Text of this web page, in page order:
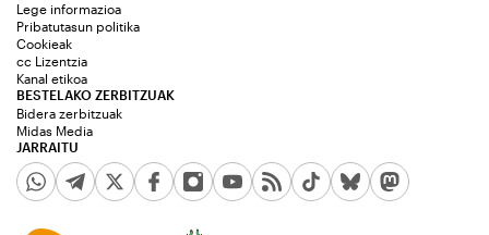
JARRAITU
Lege informazioa
Pribatutasun politika
Cookieak
cc Lizentzia
Kanal etikoa
BESTELAKO ZERBITZUAK
Bidera zerbitzuak
Midas Media